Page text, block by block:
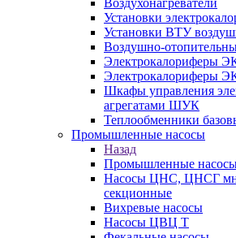
Воздухонагреватели
Установки
Установки ВТУ
Воздушно-
Электрокалориферы
Электрокалориферы
Шкафы управления
агрегатами ШУК
Теплообменники
Промышленные насосы
Назад
Промышленные
Насосы ЦНС, ЦНСГ
секционные
Вихревые насосы
Насосы ЦВЦ Т